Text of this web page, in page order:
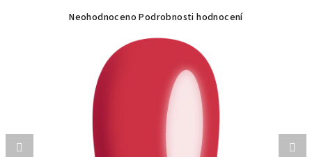
Průměrné
hvězdiček.
Neohodnoceno Podrobnosti hodnocení